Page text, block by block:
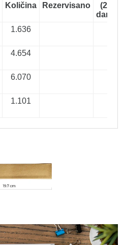
Količina Rezervisano
(2-5
dana)
1.636
4.654
6.070
1.101